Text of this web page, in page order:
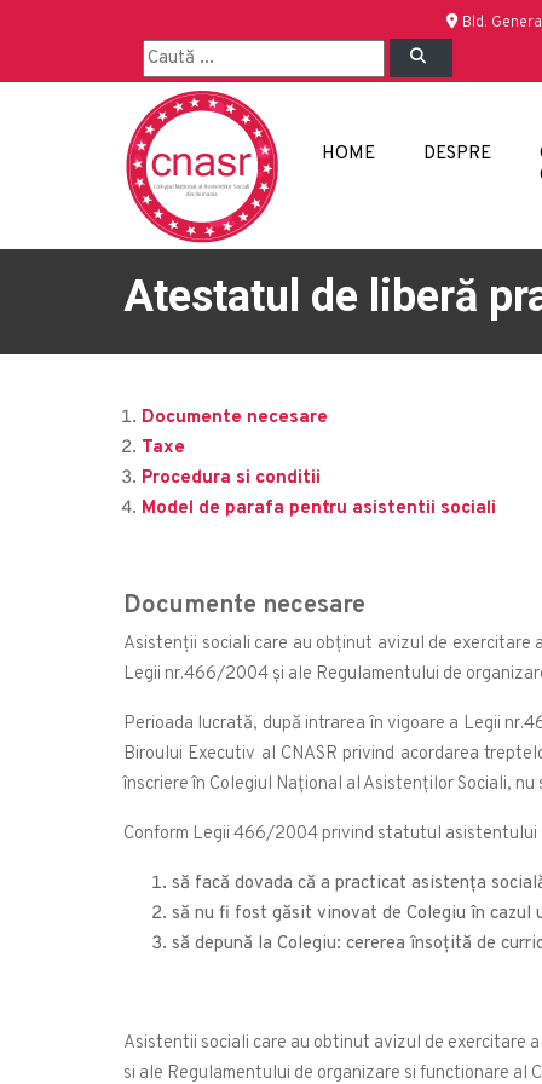
Bld.
HOME DESPRE
Atestatul de liberă
Documente necesare
Taxe
Procedura si conditii
Model de parafa pentru asistentii sociali
Documente necesare
Asistenții sociali care au obținut avizul de
Legii nr.466/2004 și ale Regulamentului de
Perioada lucrată, după intrarea în vigoare a Legii
Biroului Executiv al CNASR privind acordarea
înscriere în Colegiul Național al Asistenților Sociali,
Conform Legii 466/2004 privind statutul
să facă dovada că a practicat asistența
să nu fi fost găsit vinovat de Colegiu în
să depună la Colegiu: cererea însoțită de
Asistentii sociali care au obtinut avizul de
si ale Regulamentului de organizare si functionare